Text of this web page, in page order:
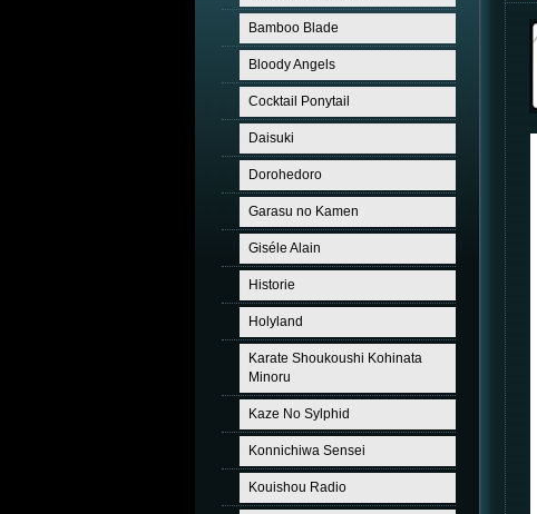
Bamboo Blade
Bloody Angels
Cocktail Ponytail
Daisuki
Dorohedoro
Garasu no Kamen
Giséle Alain
Historie
Holyland
Karate Shoukoushi Kohinata
Minoru
Kaze No Sylphid
Konnichiwa Sensei
Kouishou Radio